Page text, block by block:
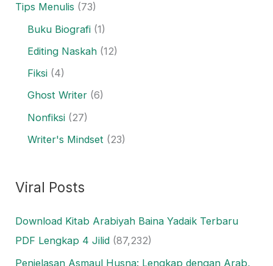
Tips Menulis (73)
Buku Biografi (1)
Editing Naskah (12)
Fiksi (4)
Ghost Writer (6)
Nonfiksi (27)
Writer's Mindset (23)
Viral Posts
Download Kitab Arabiyah Baina Yadaik Terbaru
PDF Lengkap 4 Jilid (87,232)
Penjelasan Asmaul Husna: Lengkap dengan Arab,